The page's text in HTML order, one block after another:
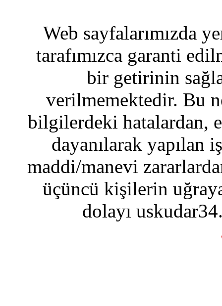
Web sayfalarımızda
tarafımızca garanti
bir getirinin
verilmemektedir. Bu
bilgilerdeki hatalardan,
dayanılarak yapılan
maddi/manevi
üçüncü kişilerin
dolayı